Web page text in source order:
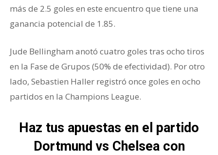
más de 2.5 goles en este encuentro que tiene una
ganancia potencial de 1.85.
Jude Bellingham anotó cuatro goles tras ocho tiros
en la Fase de Grupos (50% de efectividad). Por otro
lado, Sebastien Haller registró once goles en ocho
partidos en la Champions League.
Haz tus apuestas en el partido
Dortmund vs Chelsea con